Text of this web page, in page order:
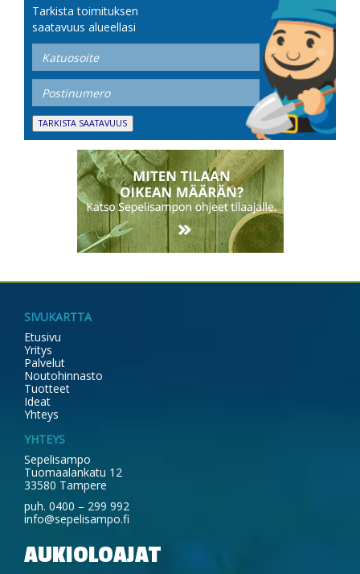
Tarkista toimituksen
saatavuus alueellasi
TARKISTA SAATAVUUS
SIVUKARTTA
Etusivu
Yritys
Palvelut
Noutohinnasto
Tuotteet
Ideat
Yhteys
YHTEYS
Sepelisampo
Tuomaalankatu 12
33580 Tampere
puh. 0400 – 299 992
info@sepelisampo.fi
AUKIOLOAJAT